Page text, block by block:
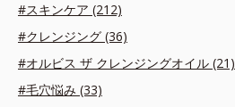
#スキンケア (212)
#クレンジング (36)
#オルビス ザ クレンジングオイル (21)
#毛穴悩み (33)